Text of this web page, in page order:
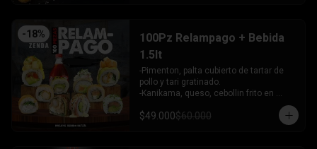
salmon.
-Hosomaki de kanikama.
- 5 Gyosas fritas + 5 bolitas de queso.
INCLUYE: 6 SALSAS - 5 PALITOS
-18%
100Pz Relampago + Bebida
1.5lt
-Pimenton, palta cubierto de tartar de
pollo y tari gratinado.
-Kanikama, queso, cebollin frito en
-Pollo, queso, cebollin frito en panko.
-Pollo, palta env en queso y bañado en
$49.000$60.000